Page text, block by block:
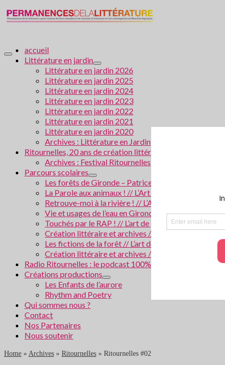
accueil
Littérature en jardin
Littérature en jardin 2026
Littérature en jardin 2025
Littérature en jardin 2024
Littérature en jardin 2023
Littérature en jardin 2022
Littérature en jardin 2021
Littérature en jardin 2020
Archives : Littérature en Jardin
Ritournelles, 20 ans de création littéraire transversale
Archives : Festival Ritournelles
Parcours scolaires
Les forêts de Gironde – Patrice Cablat // Création
La Parole aux animaux ! // L’Art de grandir 2026
Retrouve-moi à la rivière ! // L’Art de grandir 2025
Vie et usages de l’eau en Gironde // Création
Touchés par le RAP ! // L’art de grandir 2024
Création littéraire et archives // Villes en Gironde
Les fictions de la forêt // L’art de grandir 2023
Création littéraire et archives / La police scientifique
Radio Ritournelles : le podcast 100% littéraire
Créations productions
Les Enfants de l’aurore
Rhythm and Poetry
Qui sommes nous ?
Contact
Nos Partenaires
Nous soutenir
Home » Archives » Ritournelles » Ritournelles #02